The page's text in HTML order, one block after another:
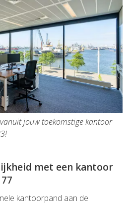
jouw toekomstige kantoor
met een kantoor
kantoorpand aan de